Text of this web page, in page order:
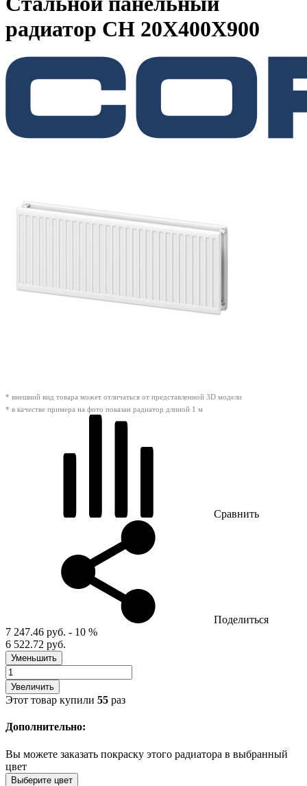
радиатор CH 20Х400Х900
* внешний вид товара может отличаться от представленной 3D модели
* в качестве примера на фото показан радиатор длиной 1 м
Сравнить
Поделиться
7 247.46 руб. - 10 %
6 522.72 руб.
Уменьшить
Увеличить
Этот товар купили 55 раз
Дополнительно:
Вы можете заказать покраску этого радиатора в выбранный
цвет
Выберите цвет